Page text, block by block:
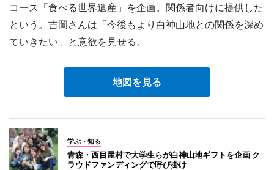
コース「食べる世界遺産」を企画。関係者向けに提供した
という。吉岡さんは「今後もより白神山地との関係を深め
ていきたい」と意欲を見せる。
地図を見る
学ぶ・知る
青森・西目屋村で大学生らが白神山地ギフトを企画 ク
ラウドファンディングで呼び掛け